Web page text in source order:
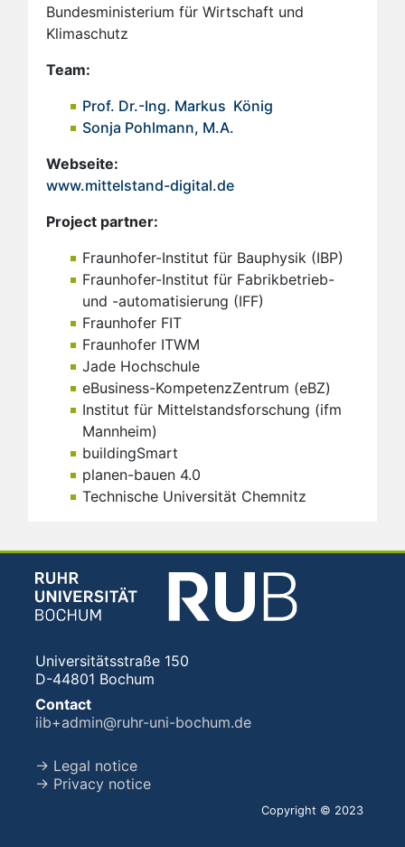
Bundesministerium für Wirtschaft und
Klimaschutz
Team:
Prof. Dr.-Ing. Markus König
Sonja Pohlmann, M.A.
Webseite:
www.mittelstand-digital.de
Project partner:
Fraunhofer-Institut für Bauphysik (IBP)
Fraunhofer-Institut für Fabrikbetrieb-
und -automatisierung (IFF)
Fraunhofer FIT
Fraunhofer ITWM
Jade Hochschule
eBusiness-KompetenzZentrum (eBZ)
Institut für Mittelstandsforschung (ifm
Mannheim)
buildingSmart
planen-bauen 4.0
Technische Universität Chemnitz
Universitätsstraße 150
D-44801 Bochum
Contact
iib+admin@ruhr-uni-bochum.de
→ Legal notice
→ Privacy notice
Copyright © 2023